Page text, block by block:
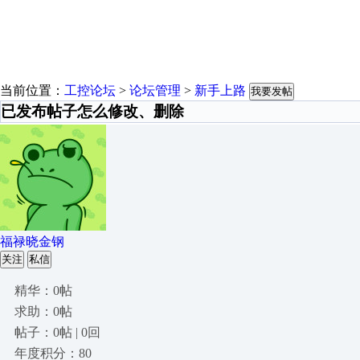
当前位置： 工控论坛 > 论坛管理 > 新手上路 我要发帖
已发布帖子怎么修改、删除
福禄晓金钢
关注 私信
精华：0帖
求助：0帖
帖子：0帖 | 0回
年度积分：80